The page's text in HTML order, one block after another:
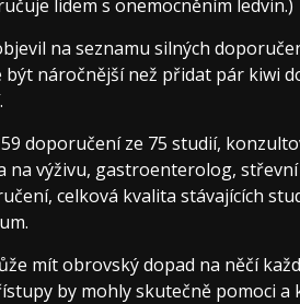
lidem s onemocněním ledvin.)
na seznamu silných
náročnější než přidat pár kiwi
doporučení ze 75 studií,
na výživu, gastroenterolog,
celková kvalita stávajících
mít obrovský dopad na něčí
by mohly skutečně pomoci